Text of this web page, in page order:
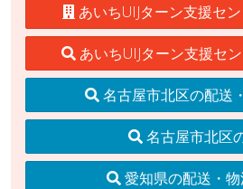
あいちUIJターン支援セ
あいちUIJターン支援セ
名古屋市北区の配送
名古屋市北区
愛知県の配送・